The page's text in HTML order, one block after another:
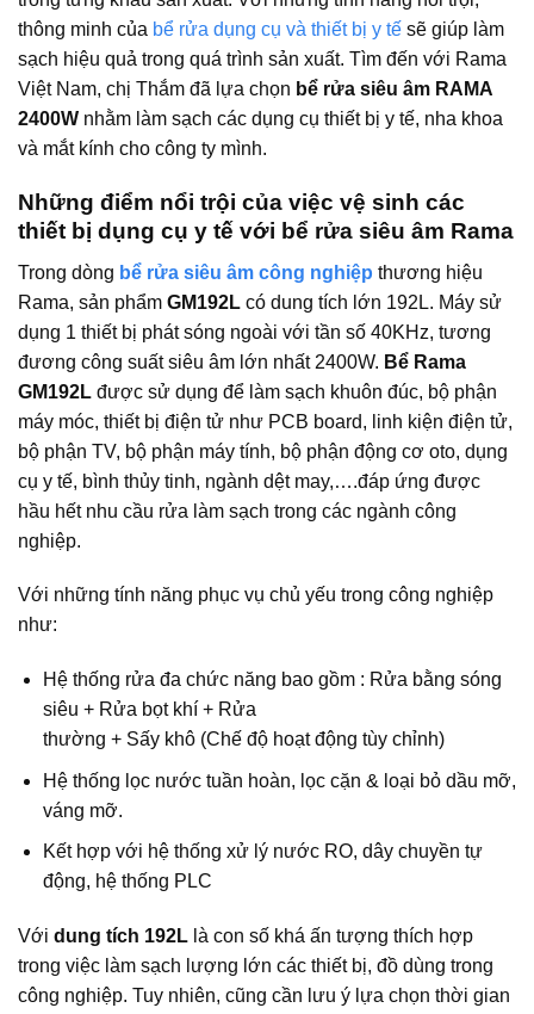
thông minh của bể rửa dụng cụ và thiết bị y tế sẽ giúp làm
sạch hiệu quả trong quá trình sản xuất. Tìm đến với Rama
Việt Nam, chị Thắm đã lựa chọn bể rửa siêu âm RAMA
2400W nhằm làm sạch các dụng cụ thiết bị y tế, nha khoa
và mắt kính cho công ty mình.
Những điểm nổi trội của việc vệ sinh các
thiết bị dụng cụ y tế với bể rửa siêu âm Rama
Trong dòng bể rửa siêu âm công nghiệp thương hiệu
Rama, sản phẩm GM192L có dung tích lớn 192L. Máy sử
dụng 1 thiết bị phát sóng ngoài với tần số 40KHz, tương
đương công suất siêu âm lớn nhất 2400W. Bể Rama
GM192L được sử dụng để làm sạch khuôn đúc, bộ phận
máy móc, thiết bị điện tử như PCB board, linh kiện điện tử,
bộ phận TV, bộ phận máy tính, bộ phận động cơ oto, dụng
cụ y tế, bình thủy tinh, ngành dệt may,….đáp ứng được
hầu hết nhu cầu rửa làm sạch trong các ngành công
nghiệp.
Với những tính năng phục vụ chủ yếu trong công nghiệp
như:
Hệ thống rửa đa chức năng bao gồm : Rửa bằng sóng
siêu + Rửa bọt khí + Rửa
thường + Sấy khô (Chế độ hoạt động tùy chỉnh)
Hệ thống lọc nước tuần hoàn, lọc cặn & loại bỏ dầu mỡ,
váng mỡ.
Kết hợp với hệ thống xử lý nước RO, dây chuyền tự
động, hệ thống PLC
Với dung tích 192L là con số khá ấn tượng thích hợp
trong việc làm sạch lượng lớn các thiết bị, đồ dùng trong
công nghiệp. Tuy nhiên, cũng cần lưu ý lựa chọn thời gian